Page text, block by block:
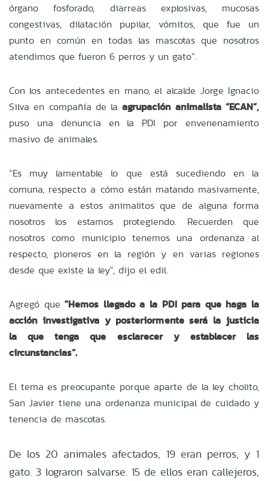
órgano fosforado, diarreas explosivas, mucosas
congestivas, dilatación pupilar, vómitos, que fue un
punto en común en todas las mascotas que nosotros
atendimos que fueron 6 perros y un gato”.
Con los antecedentes en mano, el alcalde Jorge Ignacio
Silva en compañía de laagrupación animalista “ECAN”,
puso una denuncia en la PDI por envenenamiento
masivo de animales.
“Es muy lamentable lo que está sucediendo en la
comuna, respecto a cómo están matando masivamente,
nuevamente a estos animalitos que de alguna forma
nosotros los estamos protegiendo. Recuerden que
nosotros como municipio tenemos una ordenanza al
respecto, pioneros en la región y en varias regiones
desde que existe la ley", dijo el edil.
Agregó que"Hemos llegado a la PDI para que haga la
acción investigativa y posteriormente será la justicia
la que tenga que esclarecer y establecer las
circunstancias”.
El tema es preocupante porque aparte de la ley cholito,
San Javier tiene una ordenanza municipal de cuidado y
tenencia de mascotas.
De los 20 animales afectados, 19 eran perros, y 1
gato. 3 lograron salvarse. 15 de ellos eran callejeros,